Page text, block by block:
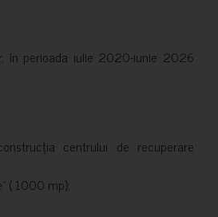
în perioada iulie 2020-iunie 2026
centrului de recuperare
( 1000 mp);